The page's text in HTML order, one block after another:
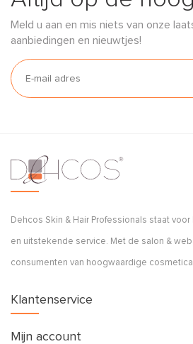
Meld u aan en mis niets van onze
aanbiedingen en nieuwtjes!
Dehcos Skin & Hair Professionals staat
en uitstekende service. Met de salon &
consumenten van hoogwaardige
Klantenservice
Mijn account